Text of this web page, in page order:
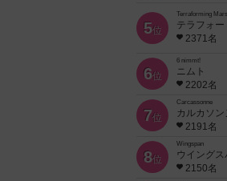
5位
Terraforming Mars
テラフォ
2371名
6位
6 nimmt!
ニムト
2202名
7位
Carcassonne
カルカソン
2191名
8位
Wingspan
ウイングス
2150名